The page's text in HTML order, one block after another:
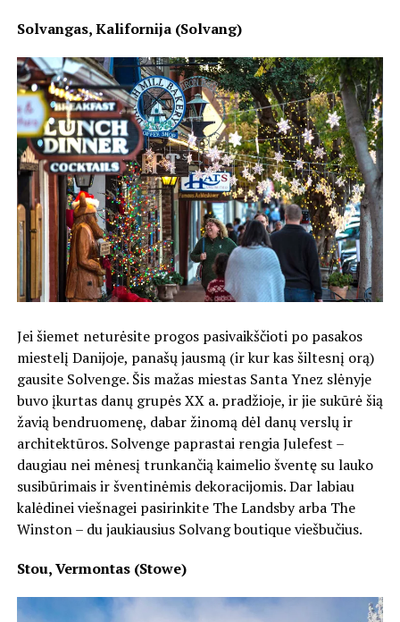
Solvangas, Kalifornija (Solvang)
Jei šiemet neturėsite progos pasivaikščioti po pasakos
miestelį Danijoje, panašų jausmą (ir kur kas šiltesnį orą)
gausite Solvenge. Šis mažas miestas Santa Ynez slėnyje
buvo įkurtas danų grupės XX a. pradžioje, ir jie sukūrė šią
žavią bendruomenę, dabar žinomą dėl danų verslų ir
architektūros. Solvenge paprastai rengia Julefest –
daugiau nei mėnesį trunkančią kaimelio šventę su lauko
susibūrimais ir šventinėmis dekoracijomis. Dar labiau
kalėdinei viešnagei pasirinkite The Landsby arba The
Winston – du jaukiausius Solvang boutique viešbučius.
Stou, Vermontas (Stowe)